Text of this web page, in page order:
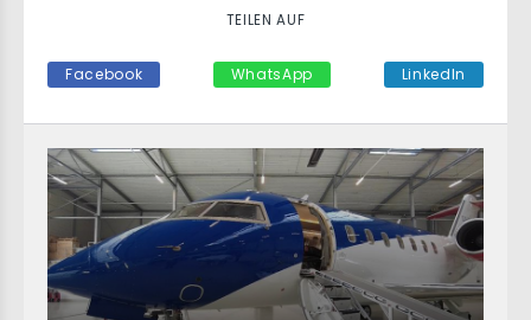
TEILEN AUF
Facebook WhatsApp LinkedIn